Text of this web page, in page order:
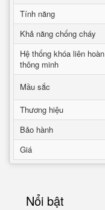
Tính năng
Khả năng chống cháy
Hệ thống khóa liên hoàn
thông minh
Mầu sắc
Thương hiệu
Bảo hành
Giá
Nổi bật